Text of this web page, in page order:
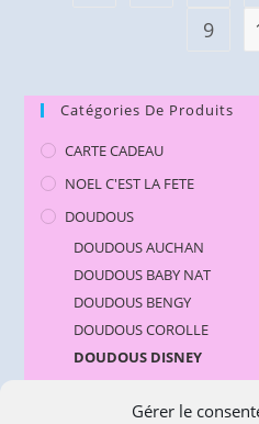
Gérer le
9
Catégories De Produits
CARTE CADEAU
NOEL C'EST LA FETE
DOUDOUS
DOUDOUS AUCHAN
DOUDOUS BABY NAT
DOUDOUS BENGY
DOUDOUS COROLLE
DOUDOUS DISNEY
DOUDOUS DIVERS
DOUDOUS DOUDOU ET